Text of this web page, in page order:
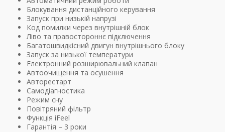
Блокування дистанційного керування
Запуск при низькій напрузі
Код помилки через внутрішній блок
Ліво та правостороннє підключення
Багатошвидкісний двигун внутрішнього блоку
Запуск за низької температури
Електронний розширювальний клапан
Автоочищення та осушення
Авторестарт
Самодіагностика
Режим сну
Повітряний фільтр
Функція iFeel
Гарантія – 3 роки